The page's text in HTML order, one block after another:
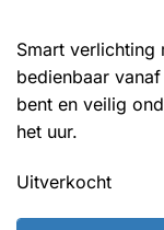
Smart verlichting
bedienbaar
bent en veilig
het uur.
Uitverkocht